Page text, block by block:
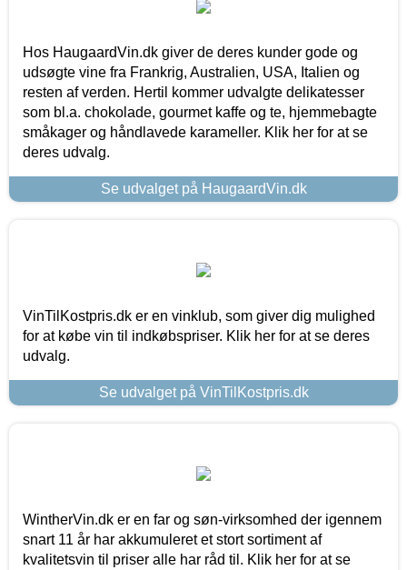
Hos HaugaardVin.dk giver de deres kunder gode og
udsøgte vine fra Frankrig, Australien, USA, Italien og
resten af verden. Hertil kommer udvalgte delikatesser
som bl.a. chokolade, gourmet kaffe og te, hjemmebagte
småkager og håndlavede karameller. Klik her for at se
deres udvalg.
Se udvalget på HaugaardVin.dk
VinTilKostpris.dk er en vinklub, som giver dig mulighed
for at købe vin til indkøbspriser. Klik her for at se deres
udvalg.
Se udvalget på VinTilKostpris.dk
WintherVin.dk er en far og søn-virksomhed der igennem
snart 11 år har akkumuleret et stort sortiment af
kvalitetsvin til priser alle har råd til. Klik her for at se